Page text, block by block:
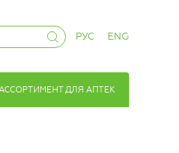
РУС ENG
АССОРТИМЕНТ ДЛЯ АПТЕК